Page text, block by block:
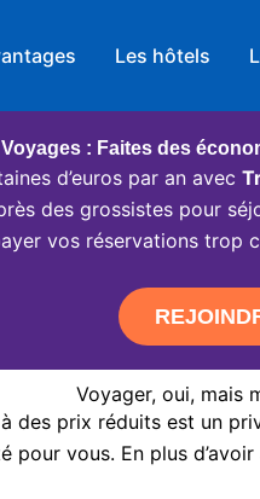
Les hôtels
Voyages : Faites des
d’euros par an avec
des grossistes pour
vos réservations trop
Voyager, oui, mais
des prix réduits est un
pour vous. En plus